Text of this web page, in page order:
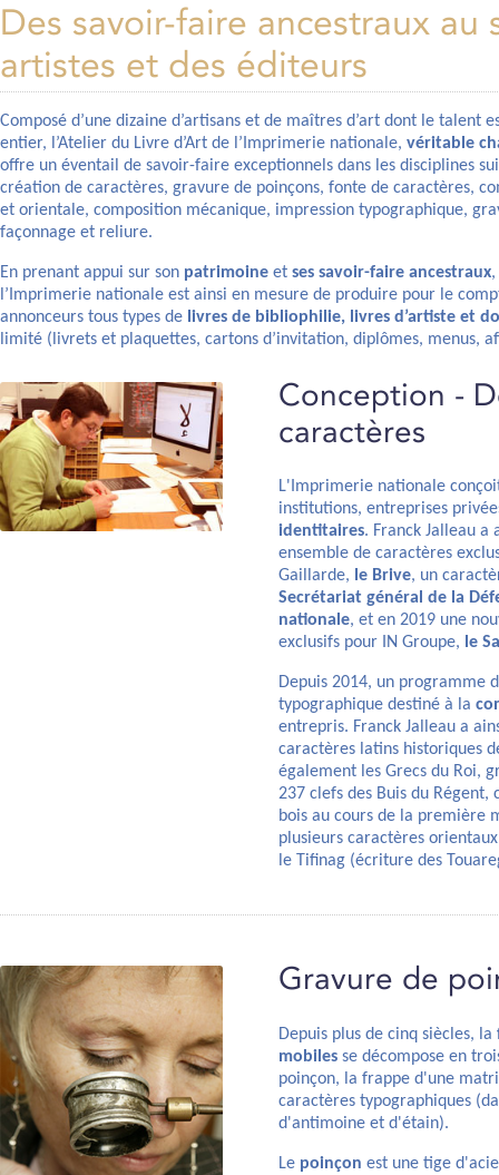
Des savoir-faire ancestraux au
artistes et des éditeurs
Composé d’une dizaine d’artisans et de maîtres d’art dont le talent
entier, l’Atelier du Livre d’Art de l’Imprimerie nationale, véritable
offre un éventail de savoir-faire exceptionnels dans les disciplines
création de caractères, gravure de poinçons, fonte de caractères,
et orientale, composition mécanique, impression typographique,
façonnage et reliure.
En prenant appui sur son patrimoine et ses savoir-faire ancestraux
l’Imprimerie nationale est ainsi en mesure de produire pour le
annonceurs tous types de livres de bibliophilie, livres d’artiste et
limité (livrets et plaquettes, cartons d’invitation, diplômes, menus,
Conception -
caractères
L'Imprimerie nationale
institutions, entreprises
identitaires. Franck Jalleau a
ensemble de caractères
Gaillarde, le Brive, un
Secrétariat général de la
nationale, et en 2019 une
exclusifs pour IN Groupe, le
Depuis 2014, un programme
typographique destiné à la
entrepris. Franck Jalleau a
caractères latins historiques
également les Grecs du Roi,
237 clefs des Buis du Régent,
bois au cours de la première
plusieurs caractères
le Tifinag (écriture des
Gravure de
Depuis plus de cinq siècles, la
mobiles se décompose en
poinçon, la frappe d'une
caractères typographiques
d'antimoine et d'étain).
Le poinçon est une tige